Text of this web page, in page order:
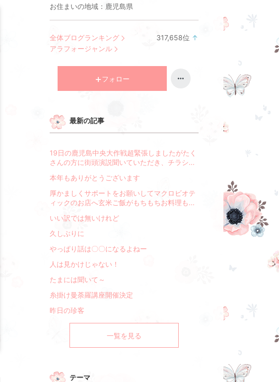
お住まいの地域： 鹿児島県
全体ブログランキング 317,658位 ↑
アラフォージャンル
フォロー
最新の記事
19日の鹿児島中央大作戦超緊張しましたがたく
さんの方に街頭演説聞いていただき、チラシ...
本年もありがとうございます
厚かましくサポートをお願いしてマクロビオテ
ィックのお店へ玄米ご飯がもちもちお料理も...
いい訳では無いけれど
久しぶりに
やっぱり話は〇〇になるよねー
人は見かけじゃない！
たまには聞いて～
糸掛け曼荼羅講座開催決定
昨日の珍客
一覧を見る
テーマ